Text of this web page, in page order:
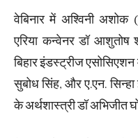
वेबिनार में अश्विनी अशोक
एरिया कन्वेनर डॉ आशुतोष
बिहार इंडस्ट्रीज एसोसिएशन
सुबोध सिंह, और ए.एन.
के अर्थशास्त्री डॉ अभिजीत